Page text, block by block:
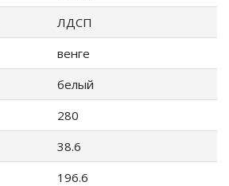
ЛДСП
венге
белый
280
38.6
196.6